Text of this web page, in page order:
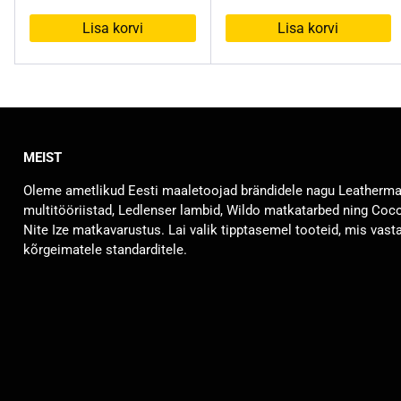
oli:
29,90 €.
on:
9,90 €.
Lisa korvi Lisa korvi
MEIST
Oleme ametlikud Eesti maaletoojad brändidele nagu
multitööriistad, Ledlenser lambid, Wildo matkatarbed ning
Nite Ize matkavarustus. Lai valik tipptasemel tooteid, mis
kõrgeimatele standarditele.